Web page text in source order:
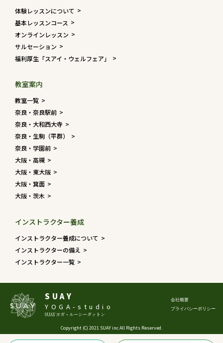
体験レッスンについて
基本レッスンコース
オンラインレッスン
サルセーション
福利厚生「スアイ・ウェルフェア」
教室案内
教室一覧
奈良・奈良駅前
奈良・大和西大寺
奈良・生駒（平群）
大阪・高槻
奈良・学園前
大阪・東大阪
大阪・箕面
大阪・茨木
インストラクター養成
インストラクター養成について
インストラクターの備え
インストラクター一覧
SUAY
YOGA-studio
SUAYヨガ・ルーシーダットン
会社概要
プライバシーポリシー
Copyright (C) 2021 SUAY inc All Rights Reserved.